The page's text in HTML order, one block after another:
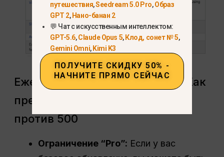
Ежедневные капы подсказок: Как
преодолеть ограничение 100
против 500
Ограничение “Pro”: Если у вас
путешествия,Seedream 5.0 Pro,Образ
GPT 2,Нано-банан 2
💬 Чат с искусственным интеллектом:
GPT-5.6,Claude Opus 5,Клод, сонет № 5,
Gemini Omni,Kimi K3
ПОЛУЧИТЕ СКИДКУ 50% -
НАЧНИТЕ ПРЯМО СЕЙЧАС